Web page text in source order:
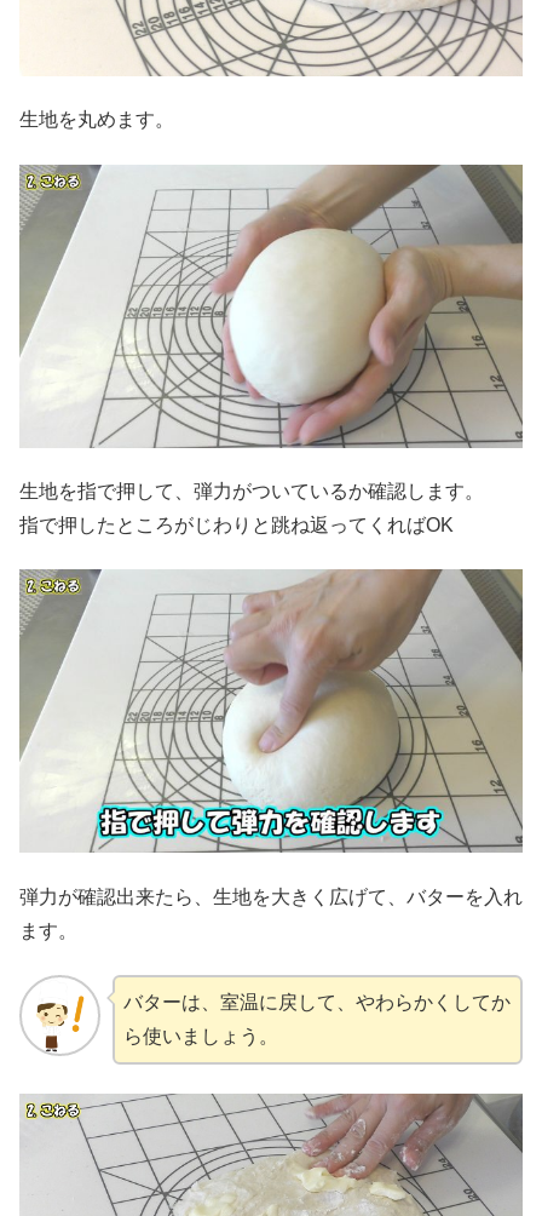
生地を丸めます。
生地を指で押して、弾力がついているか確認します。
指で押したところがじわりと跳ね返ってくればOK
弾力が確認出来たら、生地を大きく広げて、バターを入れ
ます。
バターは、室温に戻して、やわらかくしてか
ら使いましょう。